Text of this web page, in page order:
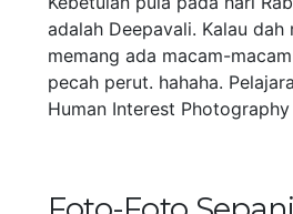
adalah Deepavali. Kalau dah
memang ada macam-
pecah perut. hahaha.
Human Interest